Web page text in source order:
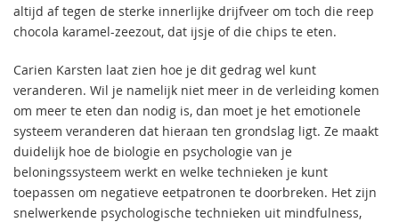
altijd af tegen de sterke innerlijke drijfveer om toch die reep
chocola karamel-zeezout, dat ijsje of die chips te eten.
Carien Karsten laat zien hoe je dit gedrag wel kunt
veranderen. Wil je namelijk niet meer in de verleiding komen
om meer te eten dan nodig is, dan moet je het emotionele
systeem veranderen dat hieraan ten grondslag ligt. Ze maakt
duidelijk hoe de biologie en psychologie van je
beloningssysteem werkt en welke technieken je kunt
toepassen om negatieve eetpatronen te doorbreken. Het zijn
snelwerkende psychologische technieken uit mindfulness,